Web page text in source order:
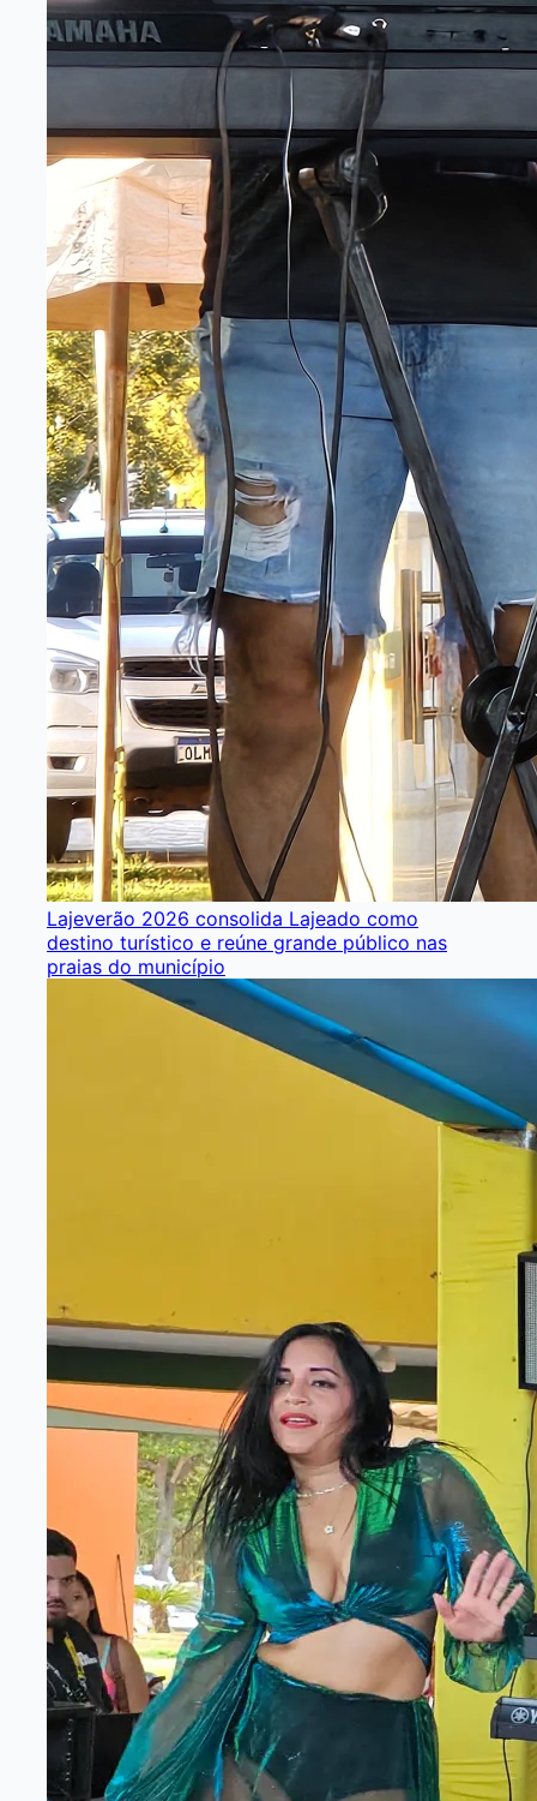
Lajeverão 2026 consolida Lajeado como
destino turístico e reúne grande público nas
praias do município